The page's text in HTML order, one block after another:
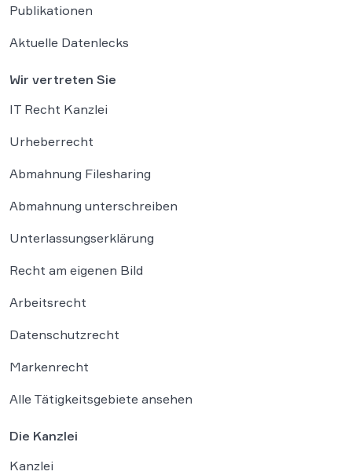
Publikationen
Aktuelle Datenlecks
Wir vertreten Sie
IT Recht Kanzlei
Urheberrecht
Abmahnung Filesharing
Abmahnung unterschreiben
Unterlassungserklärung
Recht am eigenen Bild
Arbeitsrecht
Datenschutzrecht
Markenrecht
Alle Tätigkeitsgebiete ansehen
Die Kanzlei
Kanzlei